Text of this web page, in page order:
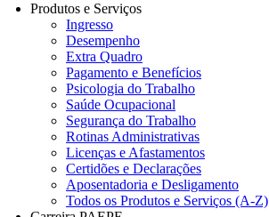
Produtos e Serviços
Ingresso
Desempenho
Extra Quadro
Pagamento e Benefícios
Psicologia do Trabalho
Saúde Ocupacional
Segurança do Trabalho
Rotinas Administrativas
Licenças e Afastamentos
Certidões e Declarações
Aposentadoria e Desligamento
Todos os Produtos e Serviços (A-Z)